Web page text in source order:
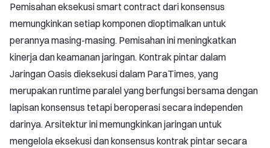
Pemisahan eksekusi smart contract dari konsensus
memungkinkan setiap komponen dioptimalkan untuk
perannya masing-masing. Pemisahan ini meningkatkan
kinerja dan keamanan jaringan. Kontrak pintar dalam
Jaringan Oasis dieksekusi dalam ParaTimes, yang
merupakan runtime paralel yang berfungsi bersama dengan
lapisan konsensus tetapi beroperasi secara independen
darinya. Arsitektur ini memungkinkan jaringan untuk
mengelola eksekusi dan konsensus kontrak pintar secara